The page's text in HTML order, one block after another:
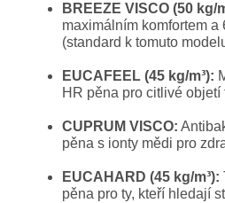
BREEZE VISCO (50 kg/
maximálním komfortem a
(standard k tomuto
EUCAFEEL (45 kg/m³):
HR pěna pro citlivé objetí
CUPRUM VISCO:
pěna s ionty mědi pro
EUCAHARD (45 kg/m³):
pěna pro ty, kteří hledají